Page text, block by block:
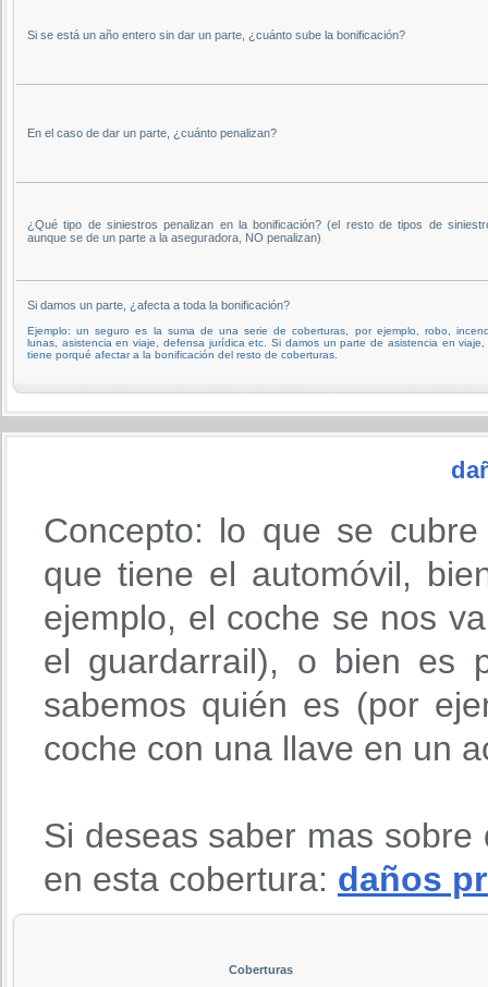
Si se está un año entero sin dar un parte, ¿cuánto sube la bonificación?
En el caso de dar un parte, ¿cuánto penalizan?
¿Qué tipo de siniestros penalizan en la bonificación? (el resto de tipos de
aunque se de un parte a la aseguradora, NO penalizan)
Si damos un parte, ¿afecta a toda la bonificación?
Ejemplo: un seguro es la suma de una serie de coberturas, por ejemplo, robo,
lunas, asistencia en viaje, defensa jurídica etc. Si damos un parte de asistencia en viaje,
tiene porqué afectar a la bonificación del resto de coberturas.
Concepto: lo que se
que tiene el automóvil,
ejemplo, el coche se nos
el guardarrail), o bien es
sabemos quién es (por
coche con una llave en un
Si deseas saber mas
en esta cobertura: daños
Coberturas